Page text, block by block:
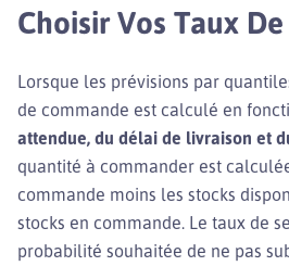
Choisir Vos Taux
Lorsque les prévisions par
de commande est calculé en
attendue, du délai de livraison et
quantité à commander est
commande moins les stocks
stocks en commande. Le taux de
probabilité souhaitée de ne pas